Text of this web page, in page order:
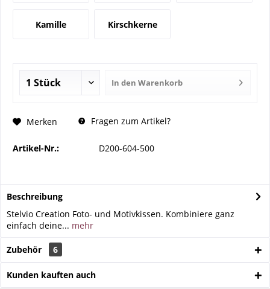
Kamille Kirschkerne
In den Warenkorb
Merken Fragen zum Artikel?
Artikel-Nr.: D200-604-500
Beschreibung
Stelvio Creation Foto- und Motivkissen. Kombiniere ganz
einfach deine... mehr
Zubehör 6
Kunden kauften auch